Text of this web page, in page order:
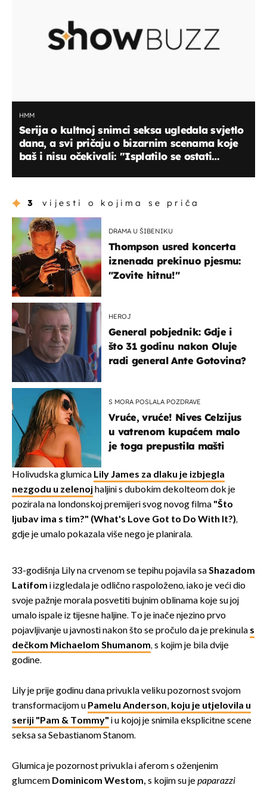
HMM
Serija o kultnoj snimci seksa ugledala svjetlo
dana, a svi pričaju o bizarnim scenama koje
baš i nisu očekivali: "Isplatilo se ostati
3 vijesti o kojima se priča
DRAMA U ŠIBENIKU
Thompson usred koncerta
iznenada prekinuo pjesmu:
"Zovite hitnu!"
HEROJ
General pobjednik: Gdje i
što 31 godinu nakon Oluje
radi general Ante Gotovina?
S MORA POSLALA POZDRAVE
Vruće, vruće! Nives Celzijus
u vatrenom kupaćem malo
je toga prepustila mašti
Holivudska glumica Lily James za dlaku je izbjegla
nezgodu u zelenoj haljini s dubokim dekolteom dok je
pozirala na londonskoj premijeri svog novog filma "Što
ljubav ima s tim?" (What's Love Got to Do With It?),
gdje je umalo pokazala više nego je planirala.
33-godišnja Lily na crvenom se tepihu pojavila saShazadom
Latifom i izgledala je odlično raspoloženo, iako je veći dio
svoje pažnje morala posvetiti bujnim oblinama koje su joj
umalo ispale iz tijesne haljine. To je inače njezino prvo
pojavljivanje u javnosti nakon što se pročulo da je prekinula s
dečkom Michaelom Shumanom, s kojim je bila dvije
godine.
Lily je prije godinu dana privukla veliku pozornost svojom
transformacijom u Pamelu Anderson, koju je utjelovila u
seriji "Pam & Tommy" i u kojoj je snimila eksplicitne scene
seksa sa Sebastianom Stanom.
Glumica je pozornost privukla i aferom s oženjenim
glumcem Dominicom Westom, s kojim su jepaparazzi